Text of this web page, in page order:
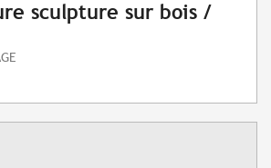
sculpture sur bois /